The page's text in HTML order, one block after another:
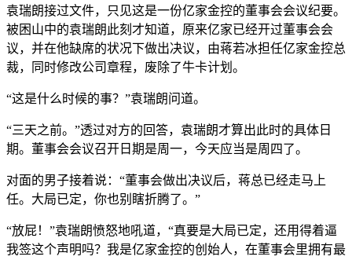
袁瑞朗接过文件，只见这是一份亿家金控的董事会会议纪要。
被困山中的袁瑞朗此刻才知道，原来亿家已经开过董事会会
议，并在他缺席的状况下做出决议，由蒋若冰担任亿家金控总
裁，同时修改公司章程，废除了牛卡计划。
“这是什么时候的事？”袁瑞朗问道。
“三天之前。”透过对方的回答，袁瑞朗才算出此时的具体日
期。董事会会议召开日期是周一，今天应当是周四了。
对面的男子接着说：“董事会做出决议后，蒋总已经走马上
任。大局已定，你也别瞎折腾了。”
“放屁！”袁瑞朗愤怒地吼道，“真要是大局已定，还用得着逼
我签这个声明吗？我是亿家金控的创始人，在董事会里拥有最